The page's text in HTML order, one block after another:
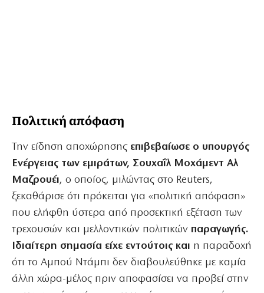
Πολιτική απόφαση
Την είδηση αποχώρησηςεπιβεβαίωσε ο υπουργός
Ενέργειας των εμιράτων, Σουχαΐλ Μοχάμεντ Αλ
Μαζρουέι, ο οποίος, μιλώντας στο Reuters,
ξεκαθάρισε ότι πρόκειται για «πολιτική απόφαση»
που ελήφθη ύστερα από προσεκτική εξέταση των
τρεχουσών και μελλοντικών πολιτικών παραγωγής.
Ιδιαίτερη σημασία είχε εντούτοις και η παραδοχή
ότι το Αμπού Ντάμπι δεν διαβουλεύθηκε με καμία
άλλη χώρα-μέλος πριν αποφασίσει να προβεί στην